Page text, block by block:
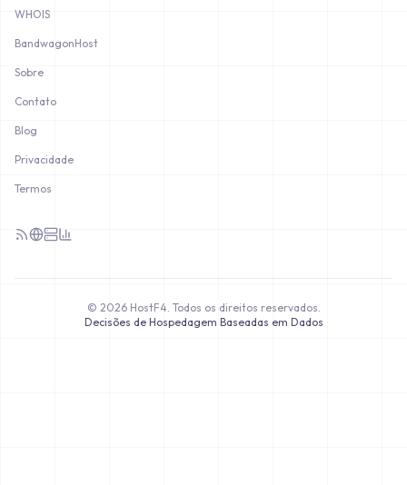
WHOIS
BandwagonHost
Sobre
Contato
Blog
Privacidade
Termos
© 2026HostF4. Todos os direitos reservados.
Decisões de Hospedagem Baseadas em Dados